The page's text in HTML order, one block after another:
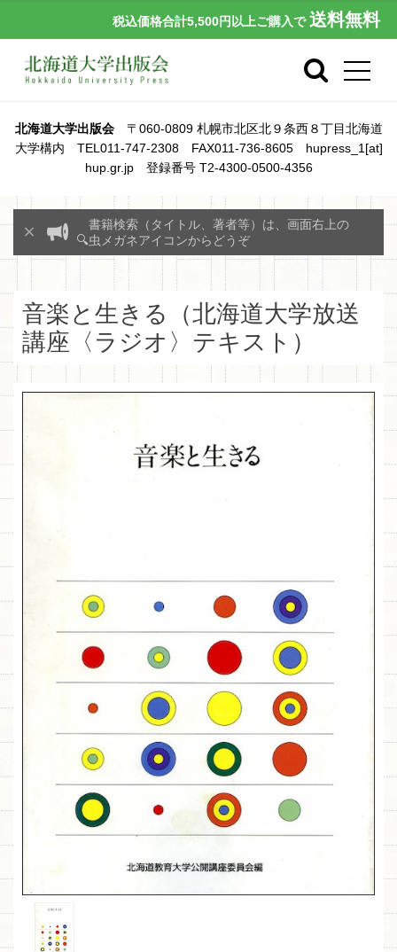
税込価格合計5,500円以上ご購入で 送料無料
北海道大学出版会〒060-0809 札幌市北区北９条西８丁目北海道
大学構内 TEL011-747-2308 FAX011-736-8605 hupress_1[at]
hup.gr.jp 登録番号 T2-4300-0500-4356
書籍検索（タイトル、著者等）は、画面右上の
🔍虫メガネアイコンからどうぞ
音楽と生きる（北海道大学放送
講座〈ラジオ〉テキスト）